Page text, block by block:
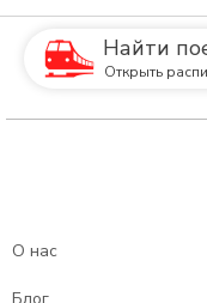
Найти
Открыть
О нас
Блог